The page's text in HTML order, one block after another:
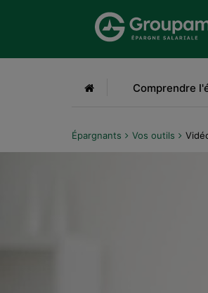
Aller au menu Aller à la
Accueil Comprendre
Épargnants Vos outils